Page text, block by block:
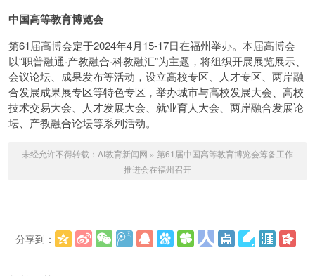
中国高等教育博览会
第61届高博会定于2024年4月15-17日在福州举办。本届高博会
以“职普融通·产教融合·科教融汇”为主题，将组织开展展览展示、
会议论坛、成果发布等活动，设立高校专区、人才专区、两岸融
合发展成果展专区等特色专区，举办城市与高校发展大会、高校
技术交易大会、人才发展大会、就业育人大会、两岸融合发展论
坛、产教融合论坛等系列活动。
未经允许不得转载： AI教育新闻网 » 第61届中国高等教育博览会筹备工作
推进会在福州召开
分享到：